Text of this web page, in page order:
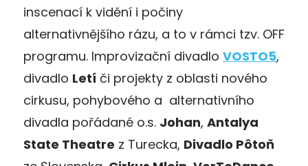
inscenací k vidění i počiny
alternativnějšího rázu, a to v rámci tzv. OFF
programu. Improvizační divadlo VOSTO5,
divadlo Letí či projekty z oblasti nového
cirkusu, pohybového a alternativního
divadla pořádané o.s. Johan, Antalya
State Theatre z Turecka, Divadlo Pôtoň